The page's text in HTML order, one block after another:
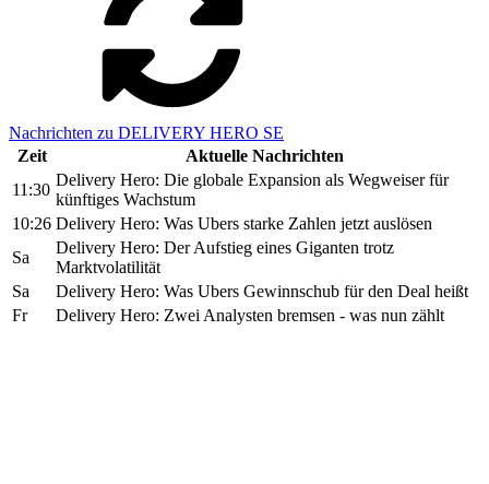
Nachrichten zu DELIVERY HERO SE
Zeit
Aktuelle Nachrichten
11:30
Delivery Hero: Die globale Expansion als Wegweiser für
künftiges Wachstum
10:26 Delivery Hero: Was Ubers starke Zahlen jetzt auslösen
Sa
Delivery Hero: Der Aufstieg eines Giganten trotz
Marktvolatilität
Sa
Delivery Hero: Was Ubers Gewinnschub für den Deal heißt
Fr
Delivery Hero: Zwei Analysten bremsen - was nun zählt